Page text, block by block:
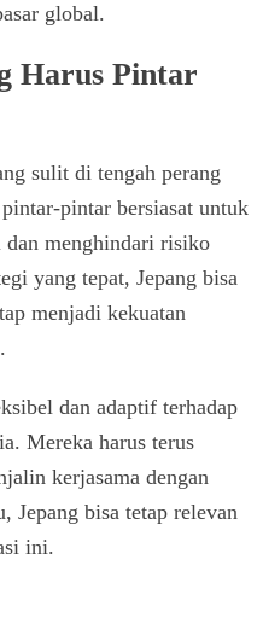
global.
Harus Pintar
sulit di tengah perang
pintar bersiasat untuk
dan menghindari risiko
yang tepat, Jepang bisa
menjadi kekuatan
dan adaptif terhadap
Mereka harus terus
kerjasama dengan
Jepang bisa tetap relevan
ini.